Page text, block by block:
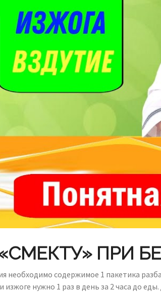
ПРИ
необходимо содержимое 1 пакетика
нужно 1 раз в день за 2 часа до еды.